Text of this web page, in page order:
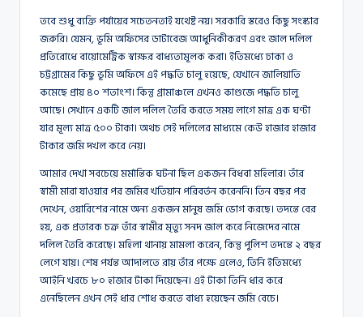
তবে শুধু ব্যক্তি পর্যায়ের সচেতনতাই যথেষ্ট নয়। সরকারি স্তরেও কিছু সংস্কার
জরুরি। যেমন, ভূমি অফিসের ডাটাবেজ আধুনিকীকরণ এবং জাল দলিল
প্রতিরোধে বায়োমেট্রিক স্বাক্ষর বাধ্যতামূলক করা। ইতিমধ্যে ঢাকা ও
চট্টগ্রামের কিছু ভূমি অফিসে এই পদ্ধতি চালু হয়েছে, যেখানে জালিয়াতি
কমেছে প্রায় ৪০ শতাংশ। কিন্তু গ্রামাঞ্চলে এখনও কাগুজে পদ্ধতি চালু
আছে। সেখানে একটি জাল দলিল তৈরি করতে সময় লাগে মাত্র এক ঘণ্টা
যার মূল্য মাত্র ৫০০ টাকা। অথচ সেই দলিলের মাধ্যমে কেউ হাজার হাজার
টাকার জমি দখল করে নেয়।
আমার দেখা সবচেয়ে মর্মান্তিক ঘটনা ছিল একজন বিধবা মহিলার। তাঁর
স্বামী মারা যাওয়ার পর জমির খতিয়ান পরিবর্তন করেননি। তিন বছর পর
দেখেন, ওয়ারিশের নামে অন্য একজন মানুষ জমি ভোগ করছে। তদন্তে বের
হয়, এক প্রতারক চক্র তাঁর স্বামীর মৃত্যু সনদ জাল করে নিজেদের নামে
দলিল তৈরি করেছে। মহিলা থানায় মামলা করেন, কিন্তু পুলিশ তদন্তে ২ বছর
লেগে যায়। শেষ পর্যন্ত আদালতে রায় তাঁর পক্ষে এলেও, তিনি ইতিমধ্যে
আইনি খরচে ৮০ হাজার টাকা দিয়েছেন। এই টাকা তিনি ধার করে
এনেছিলেন এখন সেই ধার শোধ করতে বাধ্য হয়েছেন জমি বেচে।